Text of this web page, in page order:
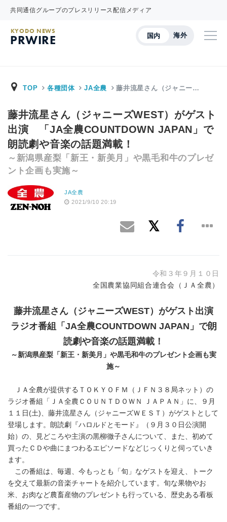
共同通信グループのプレスリリース配信メディア
国内 海外
KYODO NEWS
PRWIRE
TOP 各種団体 JA全農 藤井流星さん（ジャニー…
藤井流星さん（ジャニーズWEST）がゲスト
出演 「JA全農COUNTDOWN JAPAN」で
朗読劇や音楽の話題満載！
～新潟県産梨「新王・新美月」や黒毛和牛のプレゼ
ント企画も実施～
JA全農
2021/9/10 20:19
令和３年９月１０日
全国農業協同組合連合会（ＪＡ全農）
藤井流星さん（ジャニーズWEST）がゲスト出演
ラジオ番組「JA全農COUNTDOWN JAPAN」で朗
読劇や音楽の話題満載！
～新潟県産梨「新王・新美月」や黒毛和牛のプレゼント企画も実
施～
ＪＡ全農が提供するＴＯＫＹＯＦＭ（ＪＦＮ３８局ネット）の
ラジオ番組「ＪＡ全農ＣＯＵＮＴＤＯＷＮ ＪＡＰＡＮ」に、９月
１１日(土)、藤井流星さん（ジャニーズＷＥＳＴ）がゲストとして
登場します。朗読劇『ハロルドとモード』（９月３０日公演開
始）の、見どころや主演の黒柳徹子さんについて、また、初めて
買ったＣＤや曲にまつわるエピソードなどじっくりと伺っていき
ます。
この番組は、毎週、今もっとも「旬」なゲストを迎え、トーク
を交えて最新の音楽チャートを紹介しています。旬な果物やお
米、お肉など農畜産物のプレゼントも行っている、歴史ある看板
番組の一つです。